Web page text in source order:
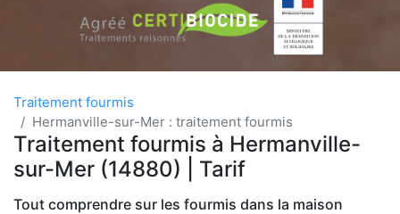
Traitement fourmis
Hermanville-sur-Mer : traitement fourmis
Traitement fourmis à Hermanville-
sur-Mer (14880) | Tarif
Tout comprendre sur les fourmis dans la maison